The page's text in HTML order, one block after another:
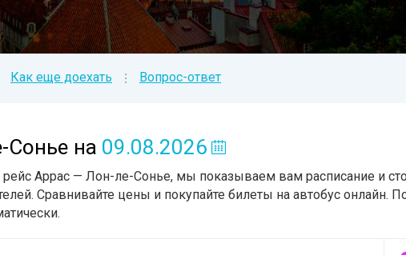
Как еще доехать ⁝ Вопрос-ответ
Сонье на 09.08.2026
Аррас — Лон-ле-Сонье, мы показываем вам расписание и
Сравнивайте цены и покупайте билеты на автобус онлайн.